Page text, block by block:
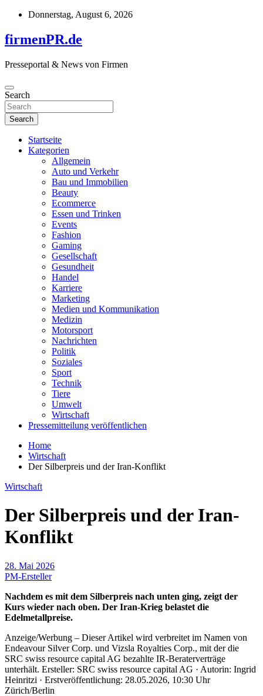
Skip
content
Donnerstag, August 6, 2026
firmenPR.de
Presseportal & News von Firmen
Search
Search
Startseite
Kategorien
Allgemein
Auto und Verkehr
Bau und Immobilien
Beauty
Ecommerce
Essen und Trinken
Events
Fashion
Gaming
Gesellschaft
Gesundheit
Handel
Karriere
Marketing
Medien und Kommunikation
Medizin
Motorsport
Nachrichten
Politik
Soziales
Sport
Technik
Tiere
Umwelt
Wirtschaft
Pressemitteilung veröffentlichen
Home
Wirtschaft
Der Silberpreis und der Iran-Konflikt
Wirtschaft
Der Silberpreis und der Iran-
Konflikt
28. Mai 2026
PM-Ersteller
Nachdem es mit dem Silberpreis nach unten ging, zeigt der
Kurs wieder nach oben. Der Iran-Krieg belastet die
Edelmetallpreise.
Anzeige/Werbung – Dieser Artikel wird verbreitet im Namen von
Endeavour Silver Corp. und Vizsla Royalties Corp., mit der die
SRC swiss resource capital AG bezahlte IR-Beraterverträge
unterhält. Ersteller: SRC swiss resource capital AG · Autorin: Ingrid
Heinritzi · Erstveröffentlichung: 28.05.2026, 10:30 Uhr
Zürich/Berlin